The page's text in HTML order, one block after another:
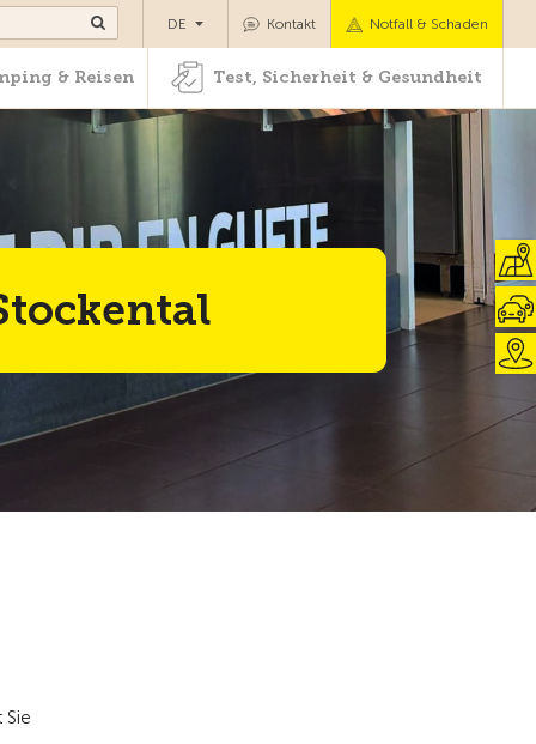
Camping & Reisen Test, Sicherheit & Gesundheit
Kontakt Notfall & Schaden
DE
& Reisen Test, Sicherheit & Gesundheit